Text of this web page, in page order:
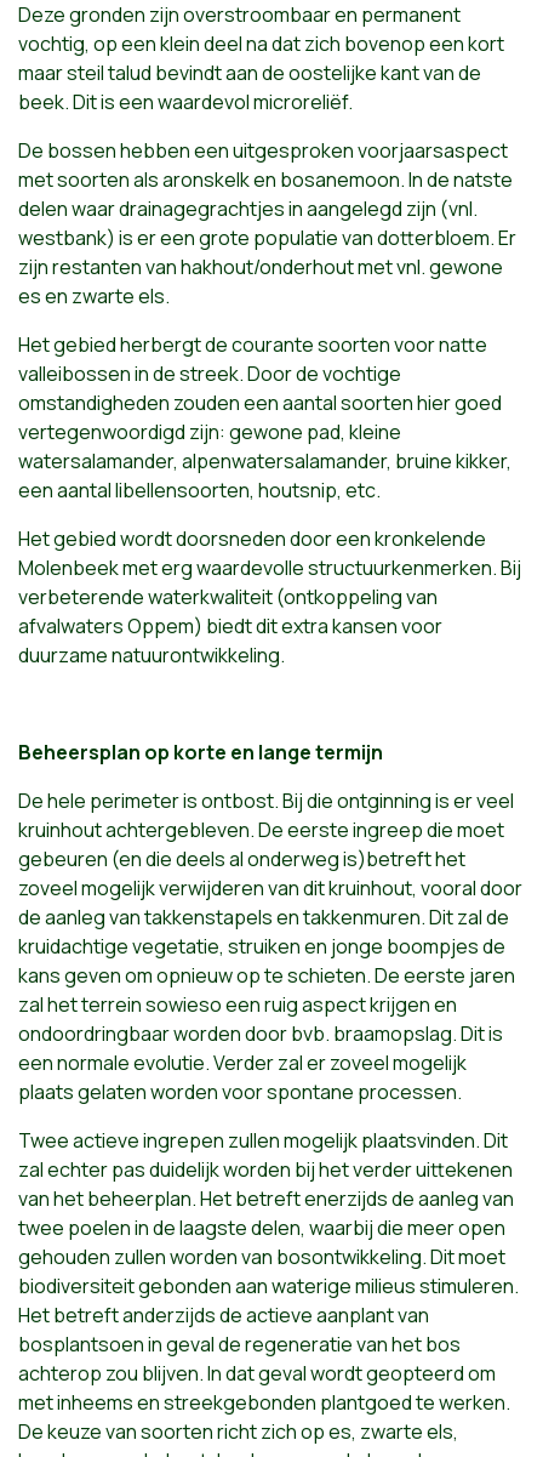
Deze gronden zijn overstroombaar en permanent
vochtig, op een klein deel na dat zich bovenop een kort
maar steil talud bevindt aan de oostelijke kant van de
beek. Dit is een waardevol microreliëf.
De bossen hebben een uitgesproken voorjaarsaspect
met soorten als aronskelk en bosanemoon. In de natste
delen waar drainagegrachtjes in aangelegd zijn (vnl.
westbank) is er een grote populatie van dotterbloem. Er
zijn restanten van hakhout/onderhout met vnl. gewone
es en zwarte els.
Het gebied herbergt de courante soorten voor natte
valleibossen in de streek. Door de vochtige
omstandigheden zouden een aantal soorten hier goed
vertegenwoordigd zijn: gewone pad, kleine
watersalamander, alpenwatersalamander, bruine kikker,
een aantal libellensoorten, houtsnip, etc.
Het gebied wordt doorsneden door een kronkelende
Molenbeek met erg waardevolle structuurkenmerken. Bij
verbeterende waterkwaliteit (ontkoppeling van
afvalwaters Oppem) biedt dit extra kansen voor
duurzame natuurontwikkeling.
Beheersplan op korte en lange termijn
De hele perimeter is ontbost. Bij die ontginning is er veel
kruinhout achtergebleven. De eerste ingreep die moet
gebeuren (en die deels al onderweg is)betreft het
zoveel mogelijk verwijderen van dit kruinhout, vooral door
de aanleg van takkenstapels en takkenmuren. Dit zal de
kruidachtige vegetatie, struiken en jonge boompjes de
kans geven om opnieuw op te schieten. De eerste jaren
zal het terrein sowieso een ruig aspect krijgen en
ondoordringbaar worden door bvb. braamopslag. Dit is
een normale evolutie. Verder zal er zoveel mogelijk
plaats gelaten worden voor spontane processen.
Twee actieve ingrepen zullen mogelijk plaatsvinden. Dit
zal echter pas duidelijk worden bij het verder uittekenen
van het beheerplan. Het betreft enerzijds de aanleg van
twee poelen in de laagste delen, waarbij die meer open
gehouden zullen worden van bosontwikkeling. Dit moet
biodiversiteit gebonden aan waterige milieus stimuleren.
Het betreft anderzijds de actieve aanplant van
bosplantsoen in geval de regeneratie van het bos
achterop zou blijven. In dat geval wordt geopteerd om
met inheems en streekgebonden plantgoed te werken.
De keuze van soorten richt zich op es, zwarte els,